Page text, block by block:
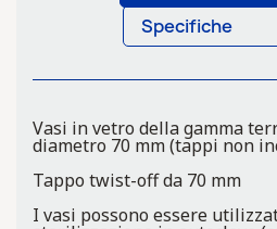
Specifiche
Vasi in vetro della gamma
diametro 70 mm (tappi non
Tappo twist-off da 70 mm
I vasi possono essere